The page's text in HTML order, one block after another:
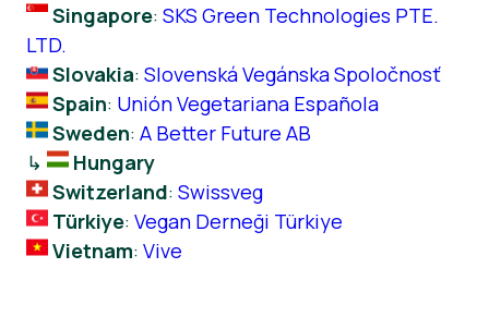
Singapore: SKS Green Technologies PTE.
LTD.
Slovakia: Slovenská Vegánska Spoločnosť
Spain: Unión Vegetariana Española
Sweden: A Better Future AB
↳
Hungary
Switzerland: Swissveg
Türkiye: Vegan Derneği Türkiye
Vietnam: Vive